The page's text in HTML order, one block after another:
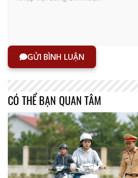
GỬI BÌNH LUẬN
CÓ THỂ BẠN QUAN TÂM